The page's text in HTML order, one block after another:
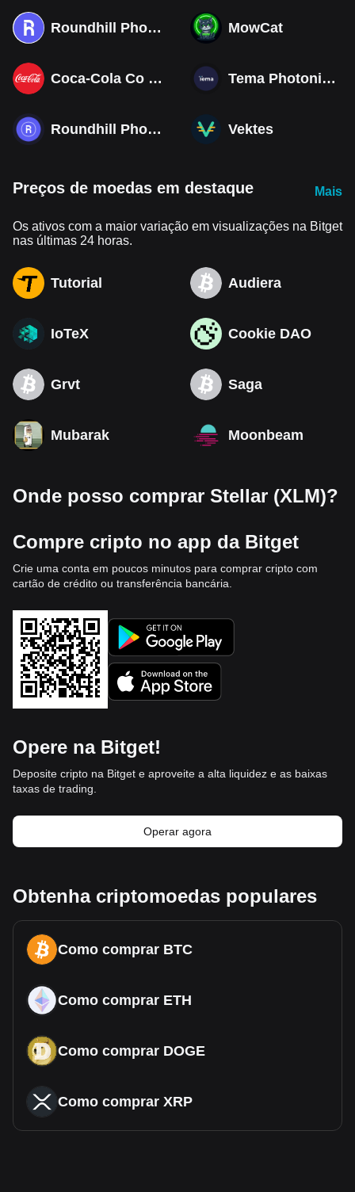
Roundhill Photonics & Optics ETF (Derivatives) MowCat
Coca-Cola Co (Derivatives) Tema Photonics & Optical ETF
Roundhill Photonics & Optics ETF Vektes
Preços de moedas em destaque Mais
Os ativos com a maior variação em visualizações na Bitget
nas últimas 24 horas.
Tutorial Audiera
IoTeX Cookie DAO
Grvt Saga
Mubarak Moonbeam
Onde posso comprar Stellar (XLM)?
Compre cripto no app da Bitget
Crie uma conta em poucos minutos para comprar cripto com
cartão de crédito ou transferência bancária.
Opere na Bitget!
Deposite cripto na Bitget e aproveite a alta liquidez e as baixas
taxas de trading.
Operar agora
Obtenha criptomoedas populares
Como comprar BTC
Como comprar ETH
Como comprar DOGE
Como comprar XRP